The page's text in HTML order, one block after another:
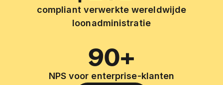
compliant verwerkte wereldwijde
loonadministratie
90+
NPS voor enterprise-klanten